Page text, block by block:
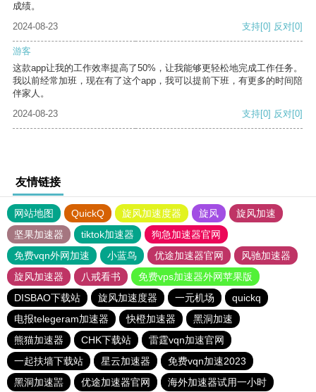
成绩。
2024-08-23
支持[0] 反对[0]
游客
这款app让我的工作效率提高了50%，让我能够更轻松地完成工作任务。
我以前经常加班，现在有了这个app，我可以提前下班，有更多的时间陪
伴家人。
2024-08-23
支持[0] 反对[0]
友情链接
网站地图 QuickQ 旋风加速度器 旋风
旋风加速
坚果加速器
tiktok加速器
狗急加速器官网
免费vqn外网加速
小蓝鸟 优途加速器官网
风驰加速器
旋风加速器
八戒看书
免费vps加速器外网苹果版
DISBAO下载站
旋风加速度器 一元机场
quickq
电报telegeram加速器
快橙加速器
黑洞加速
熊猫加速器
CHK下载站
雷霆vqn加速官网
一起扶墙下载站
星云加速器
免费vqn加速2023
黑洞加速噐
优途加速器官网 海外加速器试用一小时